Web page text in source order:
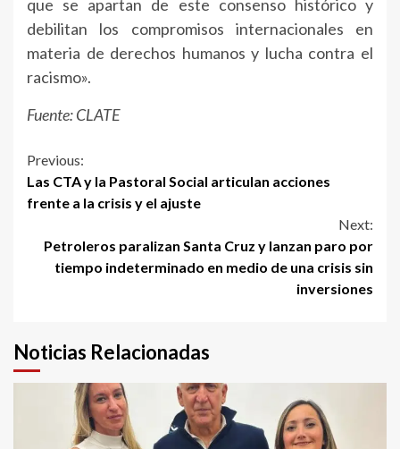
que se apartan de este consenso histórico y
debilitan los compromisos internacionales en
materia de derechos humanos y lucha contra el
racismo».
Fuente: CLATE
Continue
Reading
Previous:
Las CTA y la Pastoral Social articulan acciones
frente a la crisis y el ajuste
Next:
Petroleros paralizan Santa Cruz y lanzan paro por
tiempo indeterminado en medio de una crisis sin
inversiones
Noticias Relacionadas